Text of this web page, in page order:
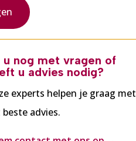
u nog met vragen of
u advies nodig?
experts helpen je graag met
advies.